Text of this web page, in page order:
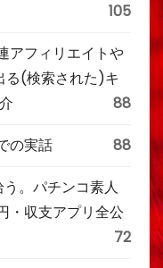
105
アフィリエイトや
(検索された)キ
88
の実話 88
。パチンコ素人
・収支アプリ全公
72